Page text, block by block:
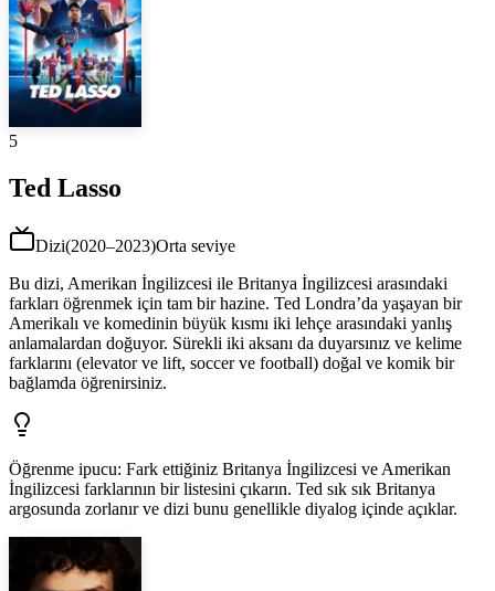
5
Ted Lasso
Dizi(2020–2023)Orta seviye
Bu dizi, Amerikan İngilizcesi ile Britanya İngilizcesi arasındaki
farkları öğrenmek için tam bir hazine. Ted Londra’da yaşayan bir
Amerikalı ve komedinin büyük kısmı iki lehçe arasındaki yanlış
anlamalardan doğuyor. Sürekli iki aksanı da duyarsınız ve kelime
farklarını (elevator ve lift, soccer ve football) doğal ve komik bir
bağlamda öğrenirsiniz.
Öğrenme ipucu: Fark ettiğiniz Britanya İngilizcesi ve Amerikan
İngilizcesi farklarının bir listesini çıkarın. Ted sık sık Britanya
argosunda zorlanır ve dizi bunu genellikle diyalog içinde açıklar.